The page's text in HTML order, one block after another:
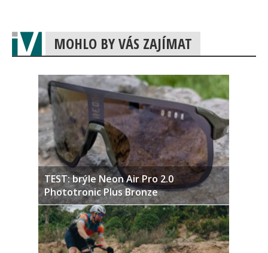
MOHLO BY VÁS ZAJÍMAT
TEST: brýle Neon Air Pro 2.0
Phototronic Plus Bronze